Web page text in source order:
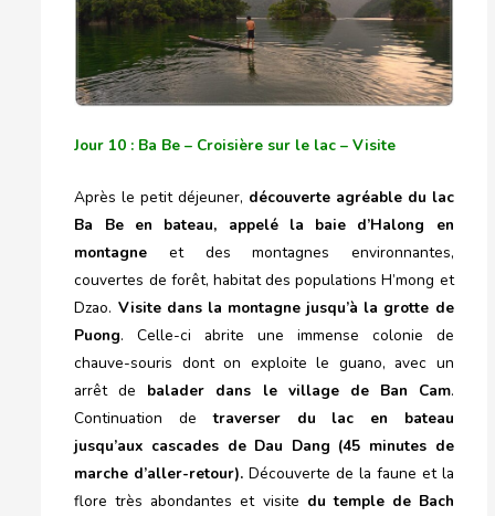
Jour 10 : Ba Be – Croisière sur le lac – Visite
Après le petit déjeuner, découverteagréabledu lac
Ba Be en bateau, appelé la baie d’Halong en
montagne et des montagnes environnantes,
couvertes de forêt, habitat des populations H’mong et
Dzao. Visitedans la montagne jusqu’à la grotte de
Puong. Celle-ci abrite une immense colonie de
chauve-souris dont on exploite le guano, avec un
arrêt de balader dans le village de Ban Cam.
Continuation detraverser du lac en bateau
jusqu’aux cascades de Dau Dang (45 minutes de
marche d’aller-retour).Découverte de la faune et la
flore très abondantes et visite du temple de Bach